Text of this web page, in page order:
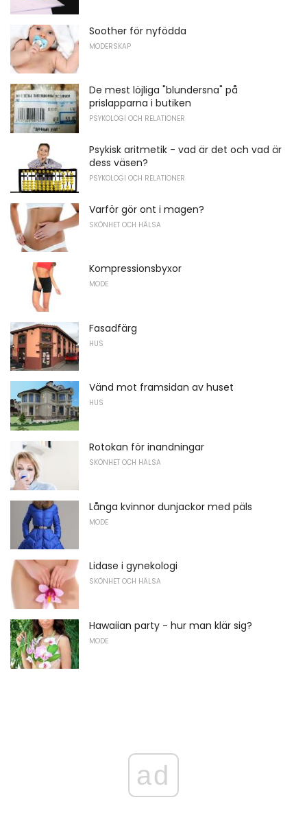
Soother för nyfödda
MODERSKAP
De mest löjliga "blundersna" på
prislapparna i butiken
PSYKOLOGI OCH RELATIONER
Psykisk aritmetik - vad är det och vad är
dess väsen?
PSYKOLOGI OCH RELATIONER
Varför gör ont i magen?
SKÖNHET OCH HÄLSA
Kompressionsbyxor
MODE
Fasadfärg
HUS
Vänd mot framsidan av huset
HUS
Rotokan för inandningar
SKÖNHET OCH HÄLSA
Långa kvinnor dunjackor med päls
MODE
Lidase i gynekologi
SKÖNHET OCH HÄLSA
Hawaiian party - hur man klär sig?
MODE
ad